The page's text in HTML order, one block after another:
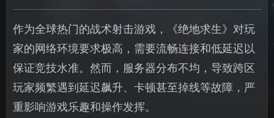
作为全球热门的战术射击游戏，《绝地求生》对玩
家的网络环境要求极高，需要流畅连接和低延迟以
保证竞技水准。然而，服务器分布不均，导致跨区
玩家频繁遇到延迟飙升、卡顿甚至掉线等故障，严
重影响游戏乐趣和操作发挥。